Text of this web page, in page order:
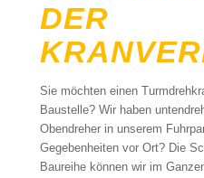
DER
Sie möchten einen
Baustelle? Wir haben
Obendreher in unserem
Gegebenheiten vor Ort? Die
Baureihe können wir im